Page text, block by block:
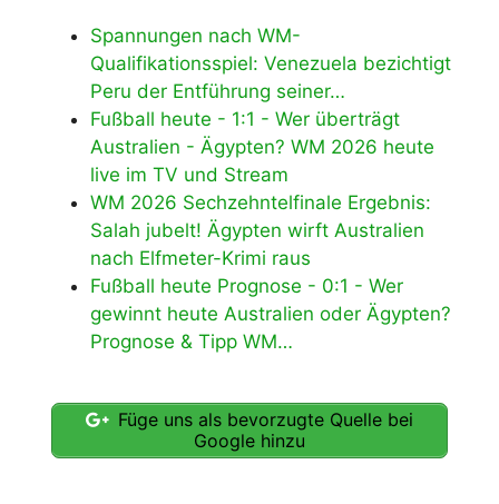
Spannungen nach WM-
Qualifikationsspiel: Venezuela bezichtigt
Peru der Entführung seiner…
Fußball heute - 1:1 - Wer überträgt
Australien - Ägypten? WM 2026 heute
live im TV und Stream
WM 2026 Sechzehntelfinale Ergebnis:
Salah jubelt! Ägypten wirft Australien
nach Elfmeter-Krimi raus
Fußball heute Prognose - 0:1 - Wer
gewinnt heute Australien oder Ägypten?
Prognose & Tipp WM…
Füge uns als bevorzugte Quelle bei
Google hinzu